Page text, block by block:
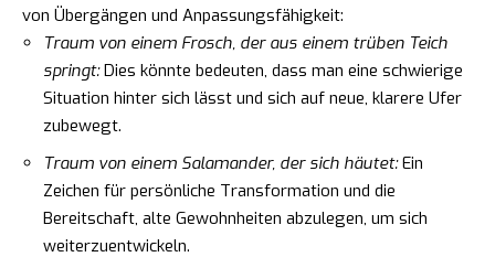
von Übergängen und Anpassungsfähigkeit:
Traum von einem Frosch, der aus einem trüben Teich
springt:Dies könnte bedeuten, dass man eine schwierige
Situation hinter sich lässt und sich auf neue, klarere Ufer
zubewegt.
Traum von einem Salamander, der sich häutet:Ein
Zeichen für persönliche Transformation und die
Bereitschaft, alte Gewohnheiten abzulegen, um sich
weiterzuentwickeln.